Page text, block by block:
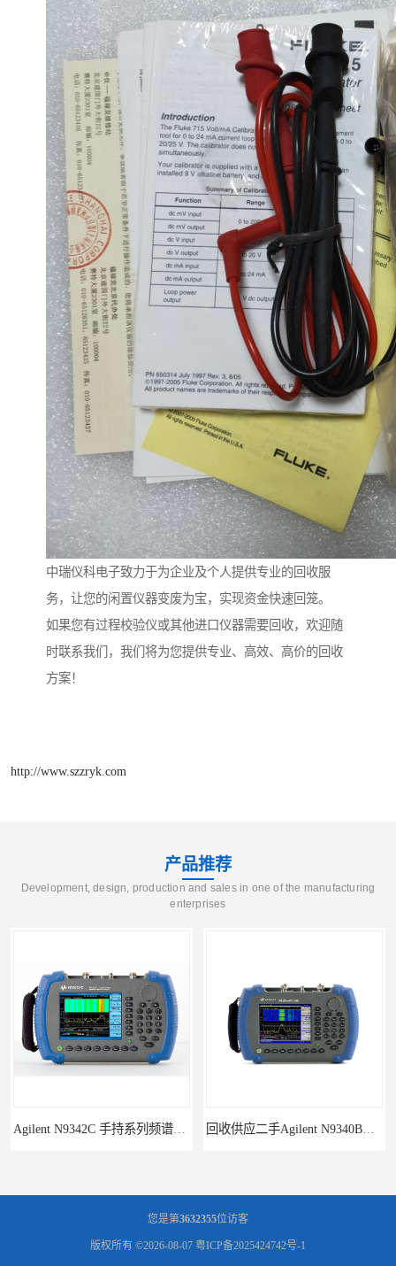
中瑞仪科电子致力于为企业及个人提供专业的回收服
务，让您的闲置仪器变废为宝，实现资金快速回笼。
如果您有过程校验仪或其他进口仪器需要回收，欢迎随
时联系我们，我们将为您提供专业、高效、高价的回收
方案！
http://www.szzryk.com
产品推荐
Development, design, production and sales in one of the manufacturing
enterprises
回收供应二手Agilent N9340B手持式系列频谱分析仪
您是第3632355位访客
版权所有 ©2026-08-07 粤ICP备2025424742号-1